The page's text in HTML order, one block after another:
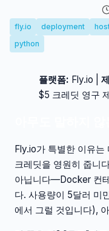
fly.io deployment
python
플랫폼: Fly.io |
$5 크레딧 영구
Fly.io가 특별한 이유는
크레딧을 영원히 줍니
아닙니다—Docker 컨
다. 사용량이 5달러 미
에서 그럴 것입니다),